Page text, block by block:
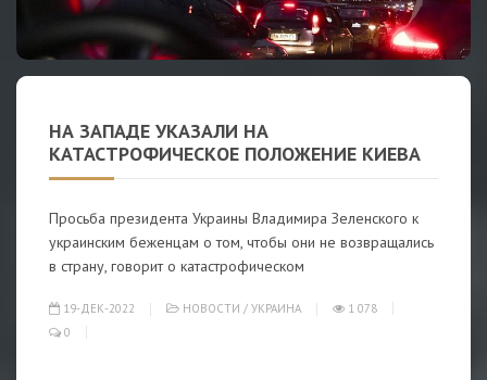
НА ЗАПАДЕ УКАЗАЛИ НА
КАТАСТРОФИЧЕСКОЕ ПОЛОЖЕНИЕ КИЕВА
Просьба президента Украины Владимира Зеленского к
украинским беженцам о том, чтобы они не возвращались
в страну, говорит о катастрофическом
19-ДЕК-2022 НОВОСТИ / УКРАИНА
1 078
0